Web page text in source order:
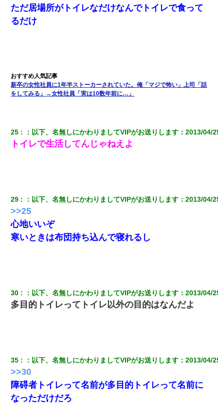
ただ居場所がトイレなだけなんでトイレで食って
るだけ
新卒の女性社員に1年半ストーカーされていた。俺「マジで怖い」上司「話
をしてみる」→女性社員「実は10数年前に…」
25 ： 以下、名無しにかわりましてVIPがお送りします ：2013/04/
トイレで生活してんじゃねえよ
29 ： 以下、名無しにかわりましてVIPがお送りします ：2013/04/
>>25
心地いいぞ
寒いときは布団持ち込んで寝れるし
30 ： 以下、名無しにかわりましてVIPがお送りします ：2013/04/
多目的トイレってトイレ以外の目的はなんだよ
35 ： 以下、名無しにかわりましてVIPがお送りします ：2013/04/
>>30
障碍者トイレって名前が多目的トイレって名前に
なっただけだろ